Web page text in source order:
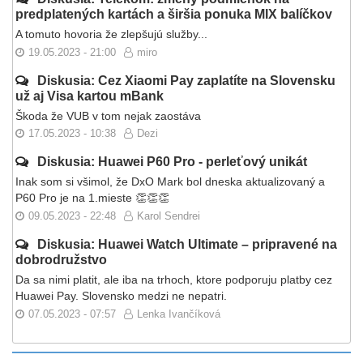
predplatených kartách a širšia ponuka MIX balíčkov
A tomuto hovoria že zlepšujú služby...
19.05.2023 - 21:00 miro
Diskusia: Cez Xiaomi Pay zaplatíte na Slovensku
už aj Visa kartou mBank
Škoda že VUB v tom nejak zaostáva
17.05.2023 - 10:38 Dezi
Diskusia: Huawei P60 Pro - perleťový unikát
Inak som si všimol, že DxO Mark bol dneska aktualizovaný a
P60 Pro je na 1.mieste 👏👏👏
09.05.2023 - 22:48 Karol Sendrei
Diskusia: Huawei Watch Ultimate – pripravené na
dobrodružstvo
Da sa nimi platit, ale iba na trhoch, ktore podporuju platby cez
Huawei Pay. Slovensko medzi ne nepatri.
07.05.2023 - 07:57 Lenka Ivančíková